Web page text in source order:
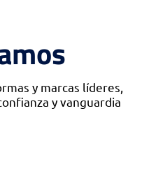
y marcas líderes,
y vanguardia